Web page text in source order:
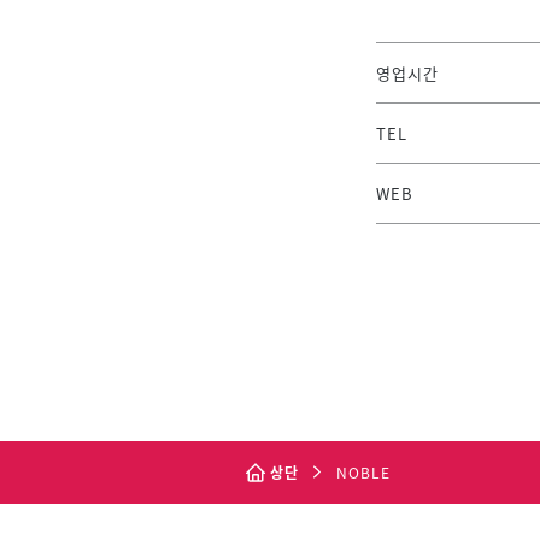
영업시간
TEL
WEB
상단 NOBLE